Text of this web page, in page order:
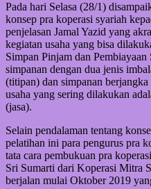
Pada hari Selasa (28/1)
konsep pra koperasi syariah
penjelasan Jamal Yazid yang
kegiatan usaha yang bisa
Simpan Pinjam dan
simpanan dengan dua jenis
(titipan) dan simpanan
usaha yang sering dilakukan
(jasa).
Selain pendalaman tentang
pelatihan ini para pengurus pra
tata cara pembukuan pra
Sri Sumarti dari Koperasi Mitra
berjalan mulai Oktober 2019